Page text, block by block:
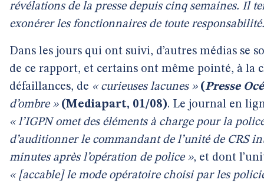
révélations de la presse depuis cinq semaines. Il
exonérer les fonctionnaires de toute
Dans les jours qui ont suivi, d’autres médias se
de ce rapport, et certains ont même pointé, à la
défaillances, de « curieuses lacunes » (Presse
d’ombre » (Mediapart, 01/08). Le journal en
« l’IGPN omet des éléments à charge pour la
d’auditionner le commandant de l’unité de CRS
minutes après l’opération de police », et dont
« [accable] le mode opératoire choisi par les